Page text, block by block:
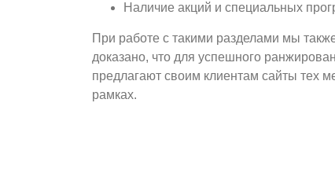
Наличие акций и специальных
При работе с такими разделами мы
доказано, что для успешного
предлагают своим клиентам сайты тех
рамках.